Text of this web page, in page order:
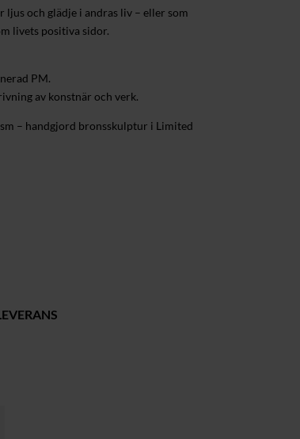
och glädje i andras liv – eller som
livets positiva sidor.
PM.
av konstnär och verk.
– handgjord bronsskulptur i Limited